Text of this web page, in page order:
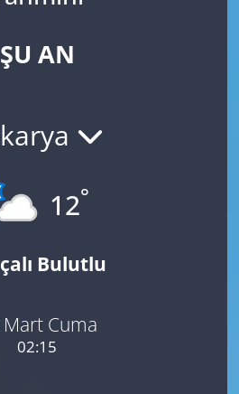
ŞU AN
12°
Bulutlu
Mart Cuma
02:15